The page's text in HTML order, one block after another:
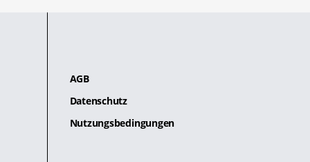
AGB
Datenschutz
Nutzungsbedingungen